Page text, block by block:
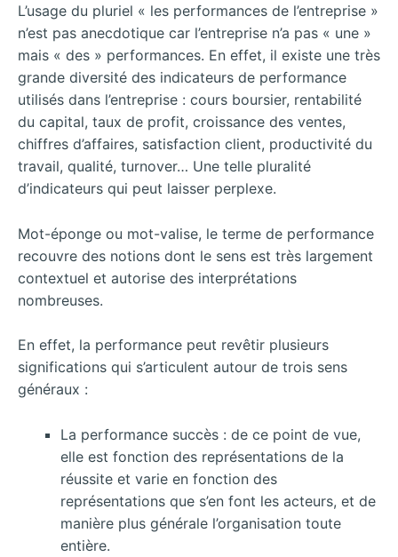
L’usage du pluriel « les performances de l’entreprise »
n’est pas anecdotique car l’entreprise n’a pas « une »
mais « des » performances. En effet, il existe une très
grande diversité des indicateurs de performance
utilisés dans l’entreprise : cours boursier, rentabilité
du capital, taux de profit, croissance des ventes,
chiffres d’affaires, satisfaction client, productivité du
travail, qualité, turnover… Une telle pluralité
d’indicateurs qui peut laisser perplexe.
Mot-éponge ou mot-valise, le terme de performance
recouvre des notions dont le sens est très largement
contextuel et autorise des interprétations
nombreuses.
En effet, la performance peut revêtir plusieurs
significations qui s’articulent autour de trois sens
généraux :
La performance succès : de ce point de vue,
elle est fonction des représentations de la
réussite et varie en fonction des
représentations que s’en font les acteurs, et de
manière plus générale l’organisation toute
entière.